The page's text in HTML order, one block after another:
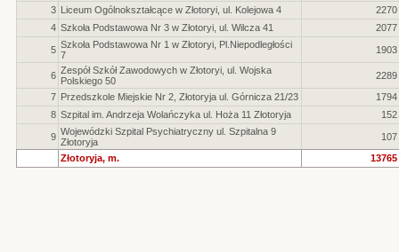
3 Liceum Ogólnokształcące w Złotoryi, ul. Kolejowa 4
2270
4 Szkoła Podstawowa Nr 3 w Złotoryi, ul. Wilcza 41 2077
5 Szkoła Podstawowa Nr 1 w Złotoryi, Pl.Niepodległości
7
1903
6 Zespół Szkół Zawodowych w Złotoryi, ul. Wojska
Polskiego 50
2289
7 Przedszkole Miejskie Nr 2, Złotoryja ul. Górnicza 21/23
1794
8 Szpital im. Andrzeja Wolańczyka ul. Hoża 11 Złotoryja 152
9 Wojewódzki Szpital Psychiatryczny ul. Szpitalna 9
Złotoryja
107
Złotoryja, m.
13765